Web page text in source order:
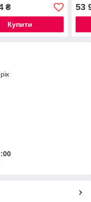
₴
Купити
53